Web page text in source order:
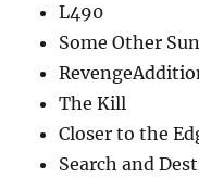
L490
Some Other
The Kill
Closer to the
Search and